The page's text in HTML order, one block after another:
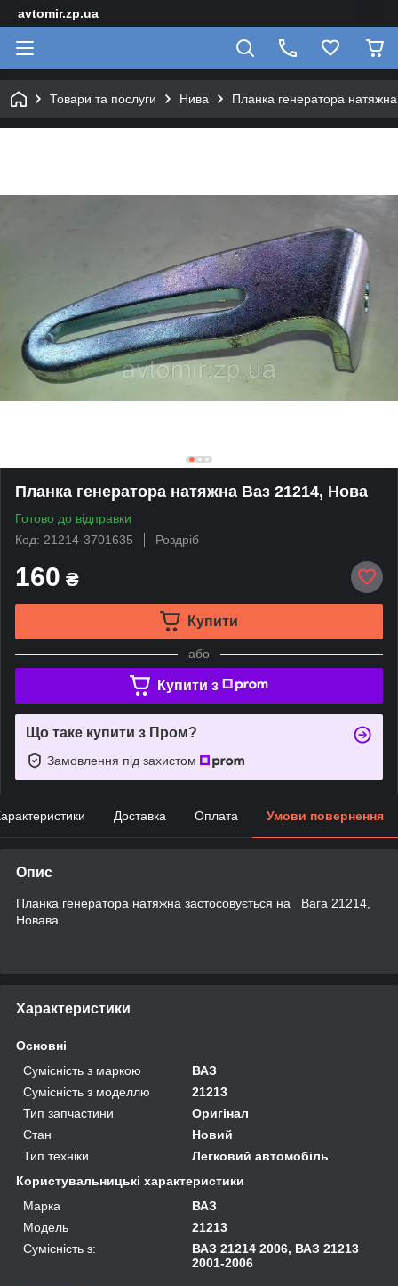
avtomir.zp.ua
Товари та послуги Нива Планка генератора
Планка генератора натяжна Ваз 21214, Нова
Готово до відправки
Код: 21214-3701635
Роздріб
160 ₴
Купити
або
Купити з
Що таке купити з Пром?
Замовлення під захистом
Доставка Оплата Умови повернення
Опис
Планка генератора натяжна застосовується на Вага 21214,
Новава.
Характеристики
Основні
Сумісність з маркою
ВАЗ
Сумісність з моделлю
21213
Тип запчастини
Оригінал
Стан
Новий
Тип техніки
Легковий автомобіль
Користувальницькі характеристики
Марка
ВАЗ
Модель
21213
Сумісність з:
ВАЗ 21214 2006, ВАЗ 21213
2001-2006